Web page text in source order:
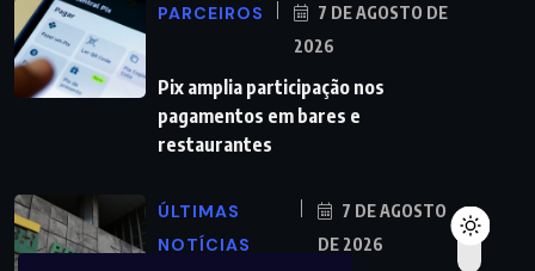
PARCEIROS
7 DE AGOSTO DE
2026
Pix amplia participação nos
pagamentos em bares e
restaurantes
ÚLTIMAS
NOTÍCIAS
7 DE AGOSTO
DE 2026